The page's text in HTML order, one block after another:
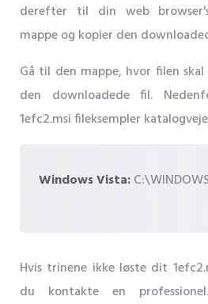
derefter til din web
mappe og kopier den
Gå til den mappe, hvor filen
den downloadede fil.
1efc2.msi fileksempler
Windows Vista:
Hvis trinene ikke løste dit
du kontakte en